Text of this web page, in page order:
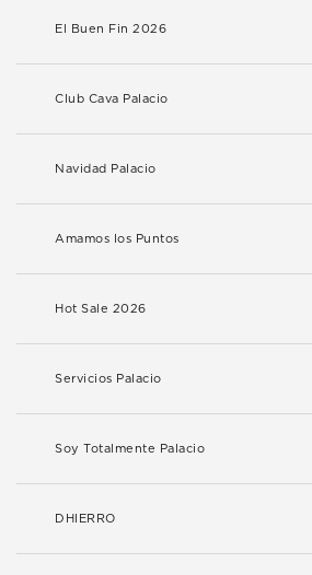
El Buen Fin 2026
Club Cava Palacio
Navidad Palacio
Amamos los Puntos
Hot Sale 2026
Servicios Palacio
Soy Totalmente Palacio
DHIERRO